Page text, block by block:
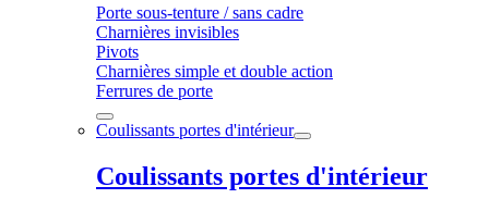
Porte sous-tenture / sans cadre
Charnières invisibles
Pivots
Charnières simple et double action
Ferrures de porte
Coulissants portes d'intérieur
Coulissants portes d'intérieur